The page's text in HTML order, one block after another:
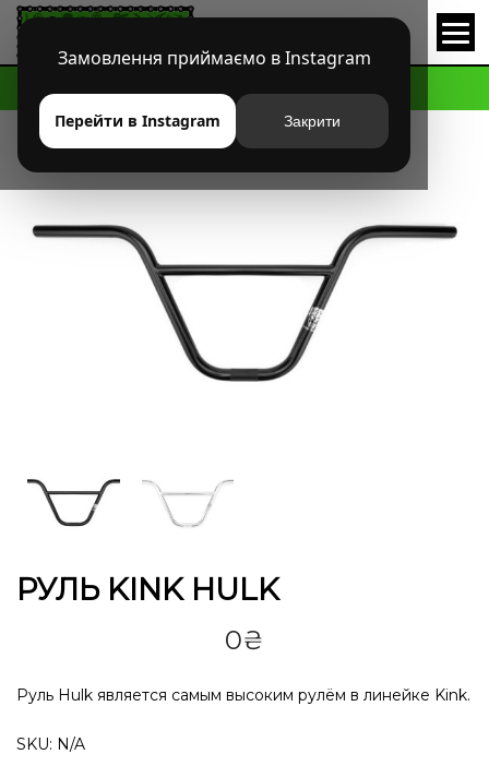
Замовлення приймаємо в Instagram
Перейти в Instagram Закрити
РУЛЬ KINK HULK
0₴
Руль Hulk является самым высоким рулём в линейке Kink.
SKU: N/A